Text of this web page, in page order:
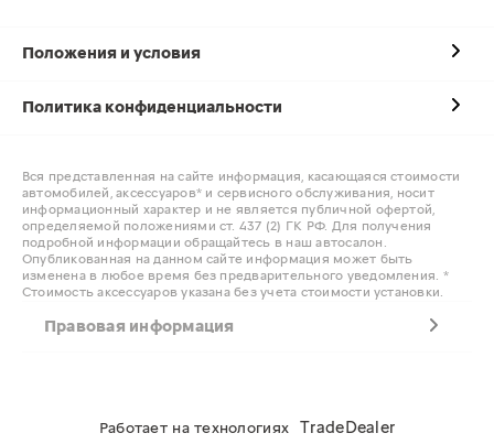
Положения и условия
Политика конфиденциальности
Вся представленная на сайте информация, касающаяся стоимости
автомобилей, аксессуаров* и сервисного обслуживания, носит
информационный характер и не является публичной офертой,
определяемой положениями ст. 437 (2) ГК РФ. Для получения
подробной информации обращайтесь в наш автосалон.
Опубликованная на данном сайте информация может быть
изменена в любое время без предварительного уведомления. *
Стоимость аксессуаров указана без учета стоимости установки.
Правовая информация
Работает на технологиях TradeDealer